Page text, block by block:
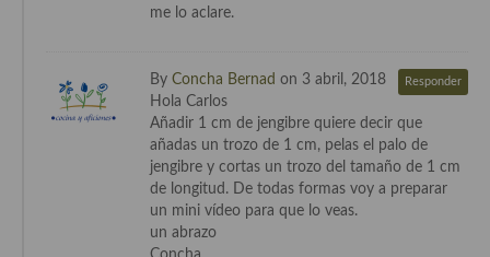
Cocina Vasca
Cocina Austriaca
me lo aclare.
By Concha Bernad on 3 abril, 2018 Responder
Hola Carlos
Añadir 1 cm de jengibre quiere decir que
añadas un trozo de 1 cm, pelas el palo de
jengibre y cortas un trozo del tamaño de 1 cm
de longitud. De todas formas voy a preparar
un mini vídeo para que lo veas.
un abrazo